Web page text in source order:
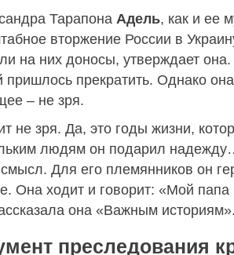
Тарапона Адель, как и ее
вторжение России в
на них доносы, утверждает
пришлось прекратить. Однако
– не зря.
не зря. Да, это годы жизни,
людям он подарил
смысл. Для его племянников он
Она ходит и говорит: «Мой
она «Важным
преследования